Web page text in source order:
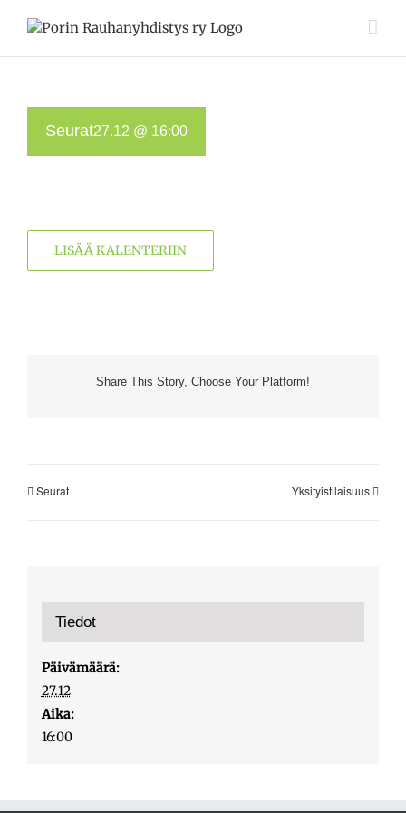
Seurat27.12 @ 16:00
LISÄÄ KALENTERIIN
Share This Story, Choose Your Platform!
Seurat Yksityistilaisuus
Tiedot
Päivämäärä:
27.12
Aika:
16:00